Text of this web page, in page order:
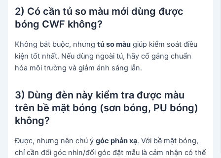
2) Có cần tủ so màu mới dùng được
bóng CWF không?
Không bắt buộc, nhưngtủ so màu giúp kiểm soát điều
kiện tốt nhất. Nếu dùng ngoài tủ, hãy cố gắng chuẩn
hóa môi trường và giảm ánh sáng lẫn.
3) Dùng đèn này kiểm tra được màu
trên bề mặt bóng (sơn bóng, PU bóng)
không?
Được, nhưng nên chú ýgóc phản xạ. Với bề mặt bóng,
chỉ cần đổi góc nhìn/đổi góc đặt mẫu là cảm nhận có thể